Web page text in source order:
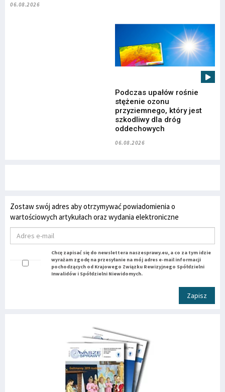
06.08.2026
Podczas upałów rośnie
stężenie ozonu
przyziemnego, który jest
szkodliwy dla dróg
oddechowych
06.08.2026
Zostaw swój adres aby otrzymywać powiadomienia o
wartościowych artykułach oraz wydania elektroniczne
Chcę zapisać się do newslettera naszesprawy.eu, a co za tym idzie
wyrażam zgodę na przesyłanie na mój adres e-mail informacji
pochodzących od Krajowego Związku Rewizyjnego Spółdzielni
Inwalidów i Spółdzielni Niewidomych.
Zapisz